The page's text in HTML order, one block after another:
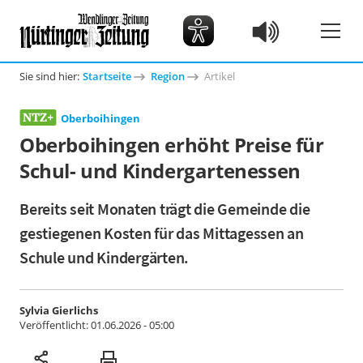
Sie sind hier: Startseite Region Artikel
Oberboihingen
Oberboihingen erhöht Preise für
Schul- und Kindergartenessen
Bereits seit Monaten trägt die Gemeinde die
gestiegenen Kosten für das Mittagessen an
Schule und Kindergärten.
Sylvia Gierlichs
Veröffentlicht:01.06.2026 - 05:00